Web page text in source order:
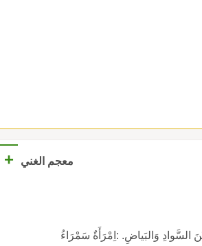
معجم الغني
+
السَّوادِ وَالبَياضِ. :اِمْرَأَةٌ سَمْرَاءُ